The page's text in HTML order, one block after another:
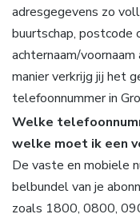
adresgegevens zo
buurtschap, postcode
achternaam/
manier verkrijg jij het
telefoonnummer in
Welke
welke moet ik een
De vaste en mobiele
belbundel van je
zoals 1800, 0800,